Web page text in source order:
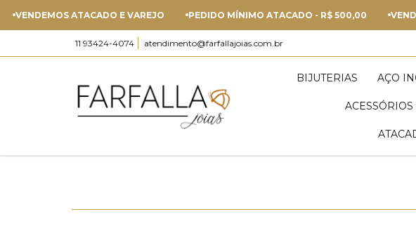
ATACADO E VAREJO PEDIDO MÍNIMO ATACADO - R$ 500,00 VENDEMOS
11 93424-4074 atendimento@farfallajoias.com.br
BIJUTERIAS AÇO